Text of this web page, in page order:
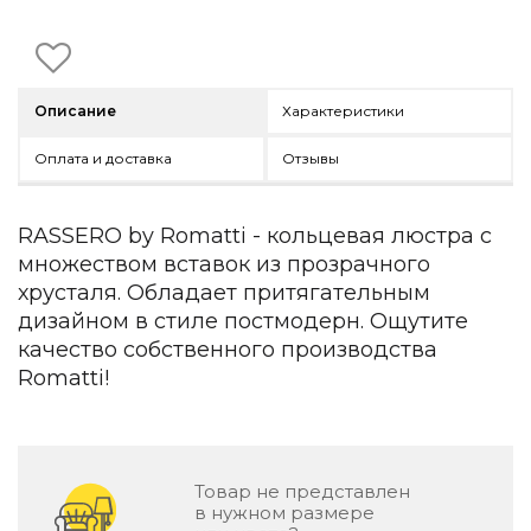
Уличная и садовая мебель
Фитнес и wellness-оборудование
INTERRA — Soft Modern
Все коллекции мебели
Подбор, производство и комплектация по вашему
Декор
По типу
Вентиляторы
Ковры
Описание Характеристики
Оплата и доставка Отзывы
RASSERO by Romatti - кольцевая люстра с
множеством вставок из прозрачного
хрусталя. Обладает притягательным
дизайном в стиле постмодерн. Ощутите
качество собственного производства
Romatti!
Товар не представлен
в нужном размере